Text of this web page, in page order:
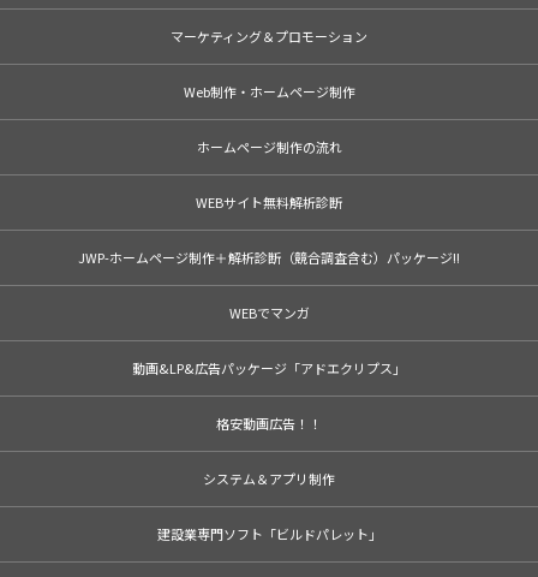
マーケティング＆プロモーション
Web制作・ホームページ制作
ホームページ制作の流れ
WEBサイト無料解析診断
JWP-ホームページ制作＋解析診断（競合調査含む）パッケージ!!
WEBでマンガ
動画&LP&広告パッケージ「アドエクリプス」
格安動画広告！！
システム＆アプリ制作
建設業専門ソフト「ビルドパレット」